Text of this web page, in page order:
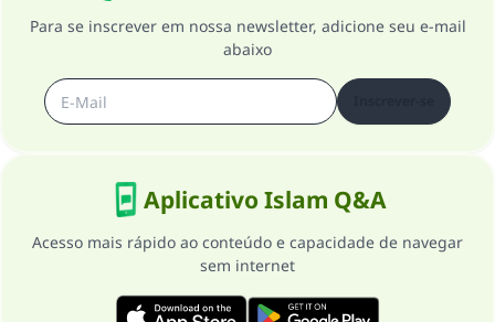
Para se inscrever em nossa newsletter, adicione seu e-mail
abaixo
Aplicativo Islam Q&A
Acesso mais rápido ao conteúdo e capacidade de navegar
sem internet